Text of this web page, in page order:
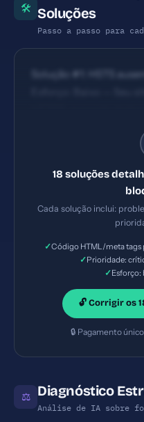
🛠 Soluções
Passo a passo para
Solução #1: HSTS
Content Security
Crítica — Esforço:
Solução #7: Meta
(ideal: 120-160) —
18 soluções
Cada solução inclui:
✓Código HTML/meta tags
✓Prioridade:
✓
🔓 Corrigir os
🔒 Pagamento
⚖ Diagnóstico
Análise de IA sobre